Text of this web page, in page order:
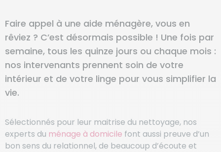
Faire appel à une aide ménagère, vous en
rêviez ? C’est désormais possible ! Une fois par
semaine, tous les quinze jours ou chaque mois :
nos intervenants prennent soin de votre
intérieur et de votre linge pour vous simplifier la
vie.
Sélectionnés pour leur maitrise du nettoyage, nos
experts du ménage à domicile font aussi preuve d’un
bon sens du relationnel, de beaucoup d’écoute et